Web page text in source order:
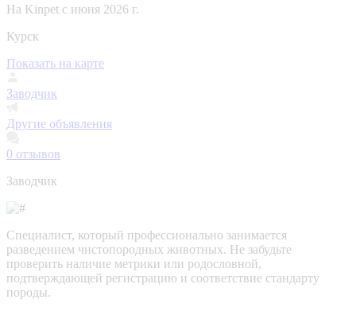
На Kinpet c июня 2026 г.
Курск
Показать на карте
Заводчик
Другие объявления
0 отзывов
Заводчик
Специалист, который профессионально занимается
разведением чистопородных животных. Не забудьте
проверить наличие метрики или родословной,
подтверждающей регистрацию и соответствие стандарту
породы.